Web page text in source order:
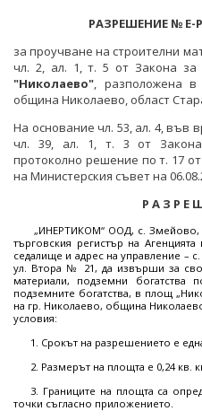
ПРОТОКОЛИ И ДРУГИ
НА СЪВЕТА
РАЗСЕКРЕТЕНИ ДОГОВОРИ
ПРЯКО ИЗЛЪЧВАНЕ НА
ОБЩЕСТВЕНИЯ СЪВЕТ ПО
МЕЖДУНАРОДЕН ФОНД
ПРОЕКТИ ОТ ОБЩ ИНТЕРЕС
ДРУГИ ЗНАЧИМИ ПРОЕКТИ
ПРОГРАМА "ЕНЕРГИЙНА
ВЪЗОБНОВЯЕМА ЕНЕРГИЯ"
ЕНЕРГИЙНА ЕФЕКТИВНОСТ
ВЪЗОБНОВЯЕМИ
ХЪБ "ЕНЕРГИЙНИ
ХЪБ "ЕНЕРГИЙНИ
ГЕОТЕРМАЛНА
ГЕОТЕРМАЛНА
ЕНЕРГИЕН ПАЗАР
КРИТИЧНА ЕНЕРГИЙНА
ЕДИНЕН ОРГАН ЗА
ДЕЙНОСТ
РАЗРЕШЕНИЕ № Е-
за проучване на строителни
чл. 2, ал. 1, т. 5 от Закона за
"Николаево", разположена
община Николаево, област
На основание чл. 53, ал. 4, във
чл. 39, ал. 1, т. 3 от
протоколно решение по т. 17
на Министерския съвет на
Р А З Р Е
„ИНЕРТИКОМ“ ООД, с. Змейово,
търговския регистър на
седалище и адрес на управление –
ул. Втора № 21, да извърши за
материали, подземни
подземните богатства, в площ
на гр. Николаево, община
условия:
1. Срокът на разрешението е
2. Размерът на площта е 0,24 кв.
3. Границите на площта са
точки съгласно приложението.